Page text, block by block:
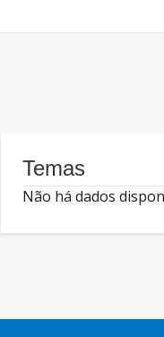
Temas
Não há dados